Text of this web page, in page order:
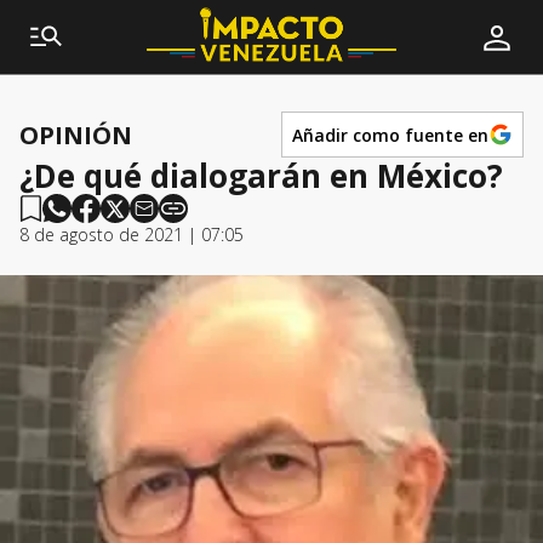
OPINIÓN Añadir como fuente en
¿De qué dialogarán en México?
8 de agosto de 2021 | 07:05